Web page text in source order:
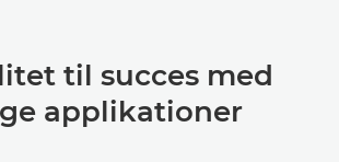
til succes med
applikationer